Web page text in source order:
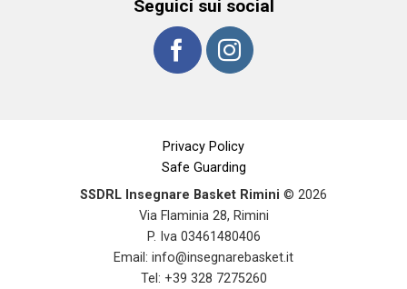
Seguici sui social
Privacy Policy
Safe Guarding
SSDRL Insegnare Basket Rimini © 2026
Via Flaminia 28, Rimini
P. Iva 03461480406
Email: info@insegnarebasket.it
Tel: +39 328 7275260